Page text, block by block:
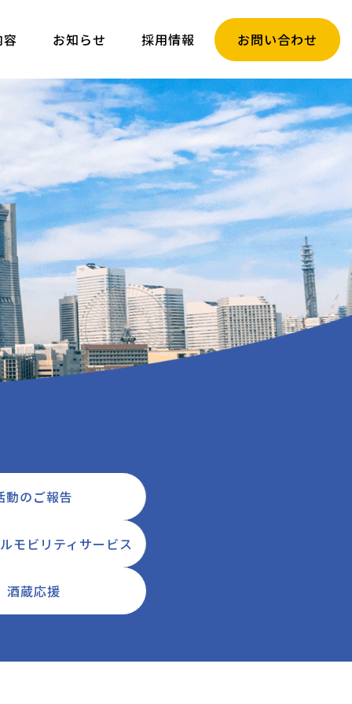
お知らせ 採用情報 お問い合わせ
動のご報告
モビリティサービス
酒蔵応援